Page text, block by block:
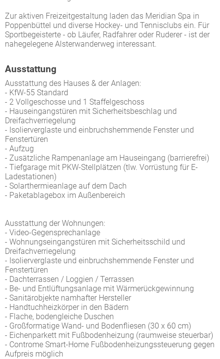
Zur aktiven Freizeitgestaltung laden das Meridian Spa in
Poppenbüttel und diverse Hockey- und Tennisclubs ein. Für
Sportbegeisterte - ob Läufer, Radfahrer oder Ruderer - ist der
nahegelegene Alsterwanderweg interessant.
Ausstattung
Ausstattung des Hauses & der Anlagen:
- KfW-55 Standard
- 2 Vollgeschosse und 1 Staffelgeschoss
- Hauseingangstüren mit Sicherheitsbeschlag und
Dreifachverriegelung
- Isolierverglaste und einbruchshemmende Fenster und
Fenstertüren
- Aufzug
- Zusätzliche Rampenanlage am Hauseingang (barrierefrei)
- Tiefgarage mit PKW-Stellplätzen (tlw. Vorrüstung für E-
Ladestationen)
- Solarthermieanlage auf dem Dach
- Paketablagebox im Außenbereich
Ausstattung der Wohnungen:
- Video-Gegensprechanlage
- Wohnungseingangstüren mit Sicherheitsschild und
Dreifachverriegelung
- Isolierverglaste und einbruchshemmende Fenster und
Fenstertüren
- Dachterrassen / Loggien / Terrassen
- Be- und Entlüftungsanlage mit Wärmerückgewinnung
- Sanitärobjekte namhafter Hersteller
- Handtuchheizkörper in den Bädern
- Flache, bodengleiche Duschen
- Großformatige Wand- und Bodenfliesen (30 x 60 cm)
- Eichenparkett mit Fußbodenheizung (raumweise steuerbar)
- Controme Smart-Home Fußbodenheizungssteuerung gegen
Aufpreis möglich